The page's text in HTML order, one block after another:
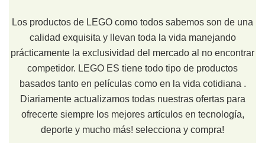
Los productos de LEGO como todos sabemos son de una
calidad exquisita y llevan toda la vida manejando
prácticamente la exclusividad del mercado al no encontrar
competidor. LEGO ES tiene todo tipo de productos
basados tanto en películas como en la vida cotidiana .
Diariamente actualizamos todas nuestras ofertas para
ofrecerte siempre los mejores artículos en tecnología,
deporte y mucho más! selecciona y compra!